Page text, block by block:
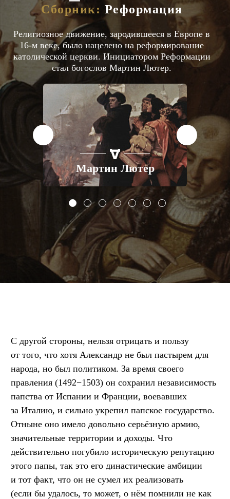
Сборник: Реформация
Религиозное движение, зародившееся в Европе в
16-м веке, было нацелено на реформирование
католической церкви. Инициатором Реформации
стал богослов Мартин Лютер.
ЕВРОПА XV-XVI ВВ.
Мартин Лютер
С другой стороны, нельзя отрицать и пользу
от того, что хотя Александр не был пастырем для
народа, но был политиком. За время своего
правления (1492−1503) он сохранил независимость
папства от Испании и Франции, воевавших
за Италию, и сильно укрепил папское государство.
Отныне оно имело довольно серьёзную армию,
значительные территории и доходы. Что
действительно погубило историческую репутацию
этого папы, так это его династические амбиции
и тот факт, что он не сумел их реализовать
(если бы удалось, то может, о нём помнили не как